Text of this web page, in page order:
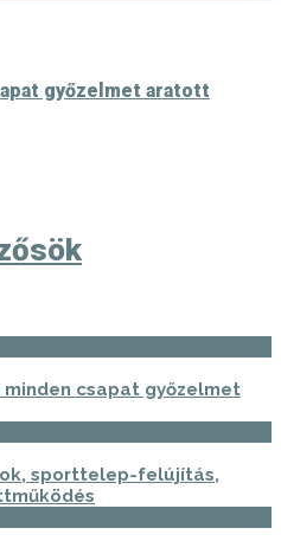
győzelmet aratott
csapat győzelmet
sporttelep-felújítás,